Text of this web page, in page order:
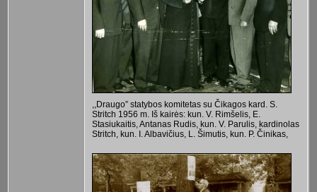
,,Draugo” statybos komitetas su Čikagos kard. S.
Stritch 1956 m. Iš kairės: kun. V. Rimšelis, E.
Stasiukaitis, Antanas Rudis, kun. V. Parulis, kardinolas
Stritch, kun. I. Albavičius, L. Šimutis, kun. P. Činikas,